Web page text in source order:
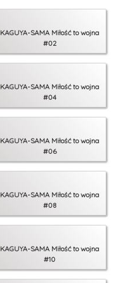
KAGUYA-SAMA Miłość to wojna
#02
KAGUYA-SAMA Miłość to wojna
#04
KAGUYA-SAMA Miłość to wojna
#06
KAGUYA-SAMA Miłość to wojna
#08
KAGUYA-SAMA Miłość to wojna
#10